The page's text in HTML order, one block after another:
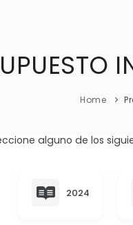
Home
alguno de los
2024